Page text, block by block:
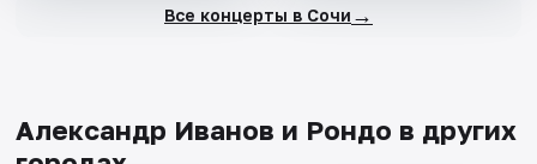
Все концерты в Сочи →
Александр Иванов и Рондо в других